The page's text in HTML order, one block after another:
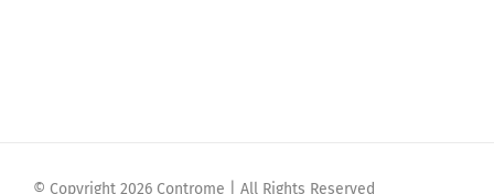
© Copyright 2026 Controme | All Rights Reserved